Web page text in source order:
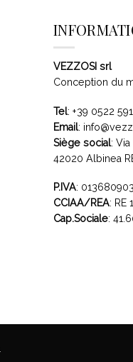
VEZZOSI srl
Conception du
Tel: +39 0522
Email:
Siège social: Via
42020 Albinea
P.IVA:
CCIAA/REA: RE
Cap.Sociale: